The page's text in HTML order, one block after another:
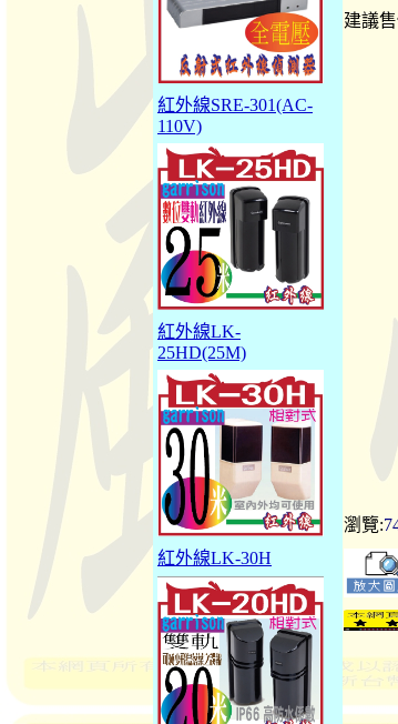
紅外線SRE-301(AC-
110V)
紅外線LK-
25HD(25M)
紅外線LK-30H
建議
瀏覽: